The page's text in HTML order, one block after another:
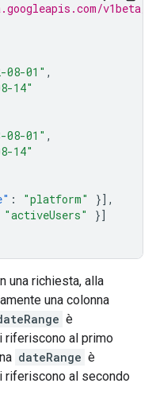
v1beta/
08-01" ,
14"
08-01" ,
14"
: "platform"
}],
"activeUsers"
}]
una richiesta, alla
una colonna
è
riferiscono al primo
dateRange è
riferiscono al secondo